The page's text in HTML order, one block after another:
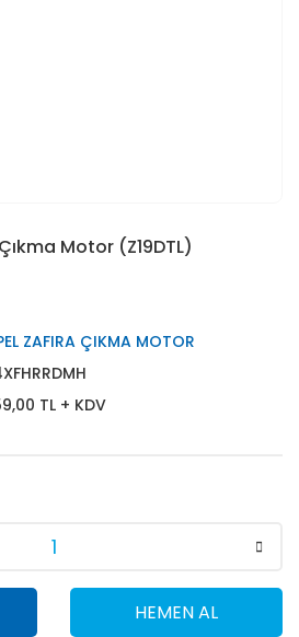
Motor (Z19DTL)
ZAFIRA ÇIKMA MOTOR
TL + KDV
HEMEN AL